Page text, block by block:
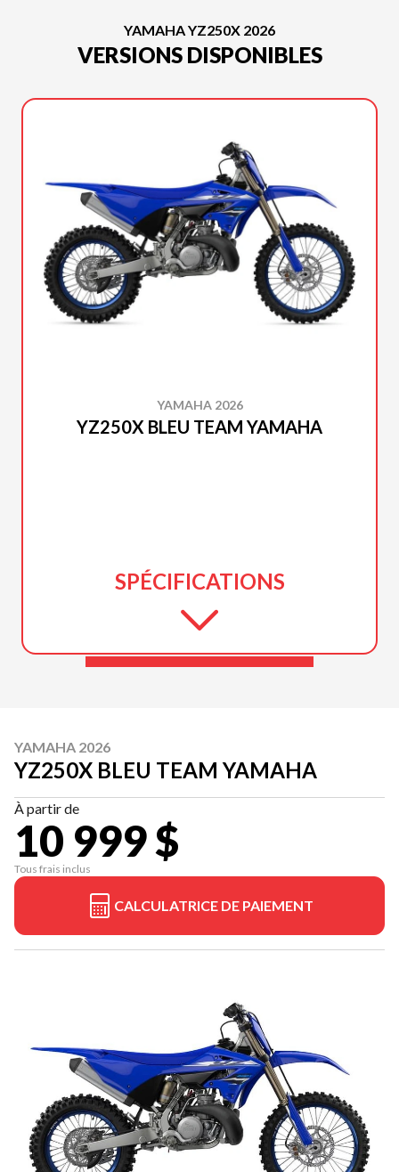
YAMAHA YZ250X 2026
VERSIONS DISPONIBLES
YAMAHA 2026
YZ250X BLEU TEAM YAMAHA
SPÉCIFICATIONS
YAMAHA 2026
YZ250X BLEU TEAM YAMAHA
À partir de
10 999 $
Tous frais inclus
CALCULATRICE DE PAIEMENT